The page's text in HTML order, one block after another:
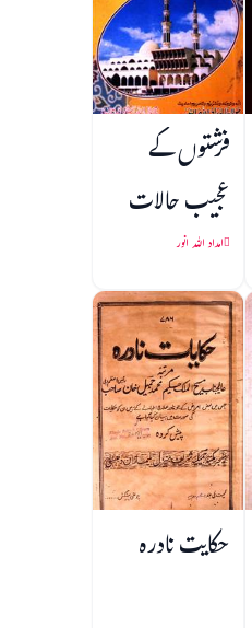
فرشتوں کے
عجیب حالات
امداد اللہ انور
حکایت نادرہ